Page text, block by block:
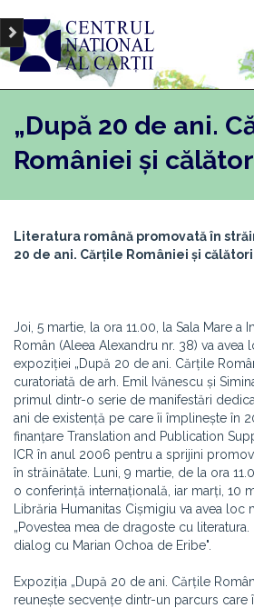
„După 20 de ani.
României și
Literatura română promovată în
20 de ani. Cărțile României și
Joi, 5 martie, la ora 11.00, la Sala Mare a
Român (Aleea Alexandru nr. 38) va avea
expoziției „După 20 de ani. Cărțile
curatoriată de arh. Emil Ivănescu și
primul dintr-o serie de manifestări
ani de existență pe care îi împlinește în
finanțare Translation and Publication
ICR în anul 2006 pentru a sprijini
în străinătate. Luni, 9 martie, de la ora
o conferință internațională, iar marți, 10
Librăria Humanitas Cișmigiu va avea loc
„Povestea mea de dragoste cu
dialog cu Marian Ochoa de Eribe".
Expoziția „După 20 de ani. Cărțile
reunește secvențe dintr-un parcurs care